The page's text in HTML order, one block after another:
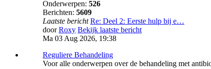
Onderwerpen: 526
Berichten: 5609
Laatste bericht Re: Deel 2: Eerste hulp bij e…
doorRoxy Bekijk laatste bericht
Ma 03 Aug 2026, 19:38
Reguliere Behandeling
Voor alle onderwerpen over de behandeling met